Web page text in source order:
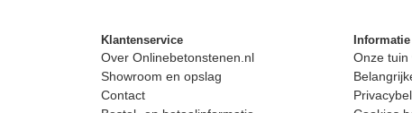
Klantenservice
Over Onlinebetonstenen.nl
Showroom en opslag
Contact
Informatie
Onze tuin